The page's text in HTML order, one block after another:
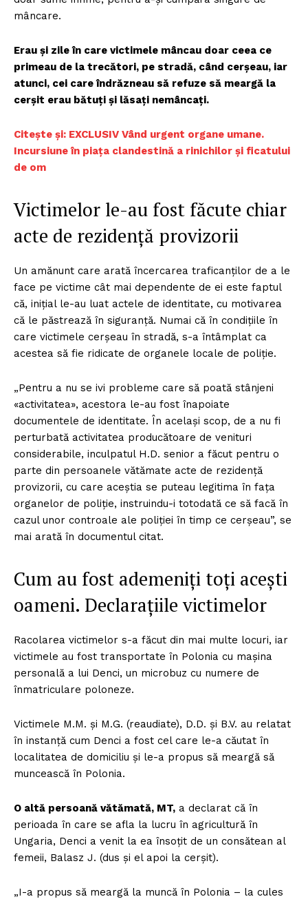
mâncare.
Erau și zile în care victimele mâncau doar ceea ce
primeau de la trecători, pe stradă, când cerșeau, iar
atunci, cei care îndrăzneau să refuze să meargă la
cerșit erau bătuți și lăsați nemâncați.
Citește și: EXCLUSIV Vând urgent organe umane.
Incursiune în piața clandestină a rinichilor și ficatului
de om
Victimelor le-au fost făcute chiar
acte de rezidență provizorii
Un amănunt care arată încercarea traficanților de a le
face pe victime cât mai dependente de ei este faptul
că, inițial le-au luat actele de identitate, cu motivarea
că le păstrează în siguranță. Numai că în condițiile în
care victimele cerșeau în stradă, s-a întâmplat ca
acestea să fie ridicate de organele locale de poliție.
„Pentru a nu se ivi probleme care să poată stânjeni
«activitatea», acestora le-au fost înapoiate
documentele de identitate. În același scop, de a nu fi
perturbată activitatea producătoare de venituri
considerabile, inculpatul H.D. senior a făcut pentru o
parte din persoanele vătămate acte de rezidență
provizorii, cu care aceștia se puteau legitima în fața
organelor de poliție, instruindu-i totodată ce să facă în
cazul unor controale ale poliției în timp ce cerșeau”, se
mai arată în documentul citat.
Cum au fost ademeniți toți acești
oameni. Declarațiile victimelor
Racolarea victimelor s-a făcut din mai multe locuri, iar
victimele au fost transportate în Polonia cu mașina
personală a lui Denci, un microbuz cu numere de
înmatriculare poloneze.
Victimele M.M. și M.G. (reaudiate), D.D. și B.V. au relatat
în instanță cum Denci a fost cel care le-a căutat în
localitatea de domiciliu și le-a propus să meargă să
muncească în Polonia.
O altă persoană vătămată, MT, a declarat că în
perioada în care se afla la lucru în agricultură în
Ungaria, Denci a venit la ea însoțit de un consătean al
femeii, Balasz J. (dus și el apoi la cerșit).
„I-a propus să meargă la muncă în Polonia – la cules